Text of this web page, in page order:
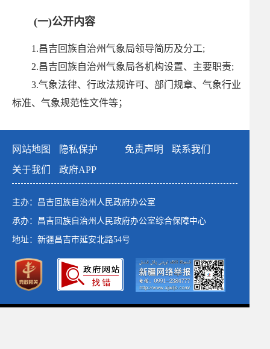
(一)公开内容
1.昌吉回族自治州气象局领导简历及分工;
2.昌吉回族自治州气象局各机构设置、主要职责;
3.气象法律、行政法规许可、部门规章、气象行业
标准、气象规范性文件等；
5.气象应急预案、重要气象预报、重要预警信息、
重大灾害性天气应对情况等突发气象灾害事件信息;
(二)编排体系
本机关政府信息使用电子文档方式编排、记录和存
储各类信息,主要含以下要素:索引号、发布机构、名
称、信息来源、文号、成文日期、发布日期、浏览次
网站地图 隐私保护 免责声明
联系我们
关于我们
政府APP
主办：昌吉回族自治州人民政府办公室
承办：昌吉回族自治州人民政府办公室综合保障中心
地址：新疆昌吉市延安北路54号